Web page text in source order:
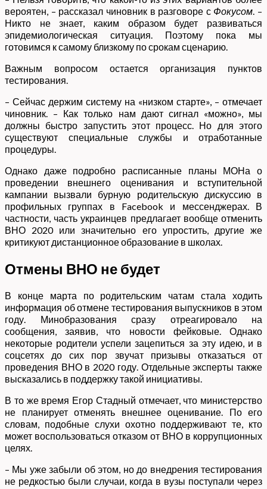
вероятен, – рассказал чиновник в разговоре с Фокусом. –
Никто не знает, каким образом будет развиваться
эпидемиологическая ситуация. Поэтому пока мы
готовимся к самому близкому по срокам сценарию.
Важным вопросом остается организация пунктов
тестирования.
– Сейчас держим систему на «низком старте», – отмечает
чиновник. – Как только нам дают сигнал «можно», мы
должны быстро запустить этот процесс. Но для этого
существуют специальные службы и отработанные
процедуры.
Однако даже подробно расписанные планы МОНа о
проведении внешнего оценивания и вступительной
кампании вызвали бурную родительскую дискуссию в
профильных группах в Facebook и мессенджерах. В
частности, часть украинцев предлагает вообще отменить
ВНО 2020 или значительно его упростить, другие же
критикуют дистанционное образование в школах.
Отмены ВНО не будет
В конце марта по родительским чатам стала ходить
информация об отмене тестирования выпускников в этом
году. Минобразования сразу отреагировало на
сообщения, заявив, что новости фейковые. Однако
некоторые родители успели зацепиться за эту идею, и в
соцсетях до сих пор звучат призывы отказаться от
проведения ВНО в 2020 году. Отдельные эксперты также
высказались в поддержку такой инициативы.
В то же время Егор Стадный отмечает, что министерство
не планирует отменять внешнее оценивание. По его
словам, подобные слухи охотно поддерживают те, кто
может воспользоваться отказом от ВНО в коррупционных
целях.
– Мы уже забыли об этом, но до внедрения тестирования
не редкостью были случаи, когда в вузы поступали через